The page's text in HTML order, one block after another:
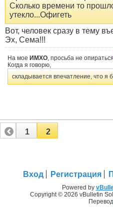
Сколько времени то
утекло...Офигеть
Вот, человек сразу в тему
Эх, Сема!!!
На мое ИМХО , просьба не
Когда я говорю,
складывается впечатление, что я
1 2
Вход Регистрация
Powered by
Copyright © 2026 vBulletin